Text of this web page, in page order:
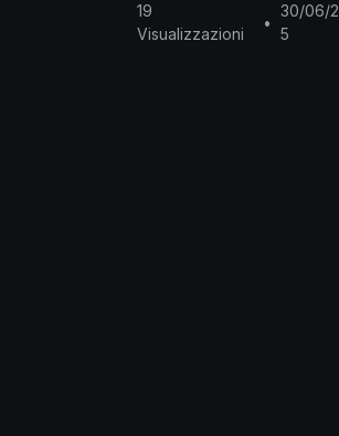
19
Visualizzazioni
•
30/06/2
5